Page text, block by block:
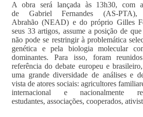
A obra será lançada às 13h30, com
de Gabriel Fernandes (AS-PTA),
Abrahão (NEAD) e do próprio Gilles
seus 33 artigos, assume a posição de
não pode se restringir à problemática
genética e pela biologia molecular
dominantes. Para isso, foram
referência do debate europeu e
uma grande diversidade de análises e
vista de atores sociais: agricultores
internacional e nacionalmente
estudantes, associações, cooperados,